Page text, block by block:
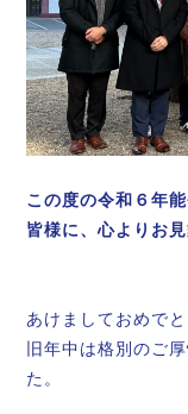
この度の令和６年
皆様に、心よりお
あけましておめでと
旧年中は格別のご
た。